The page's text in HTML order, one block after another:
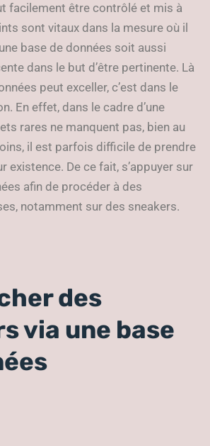
facilement être contrôlé et mis à
sont vitaux dans la mesure où il
base de données soit aussi
dans le but d’être pertinente. Là
peut exceller, c’est dans le
En effet, dans le cadre d’une
rares ne manquent pas, bien au
il est parfois difficile de prendre
existence. De ce fait, s’appuyer sur
afin de procéder à des
notamment sur des sneakers.
des
via une base